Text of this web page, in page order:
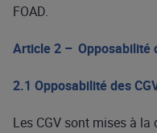
FOAD.
Article 2 – Opposabilité
2.1 Opposabilité des
Les CGV sont mises à